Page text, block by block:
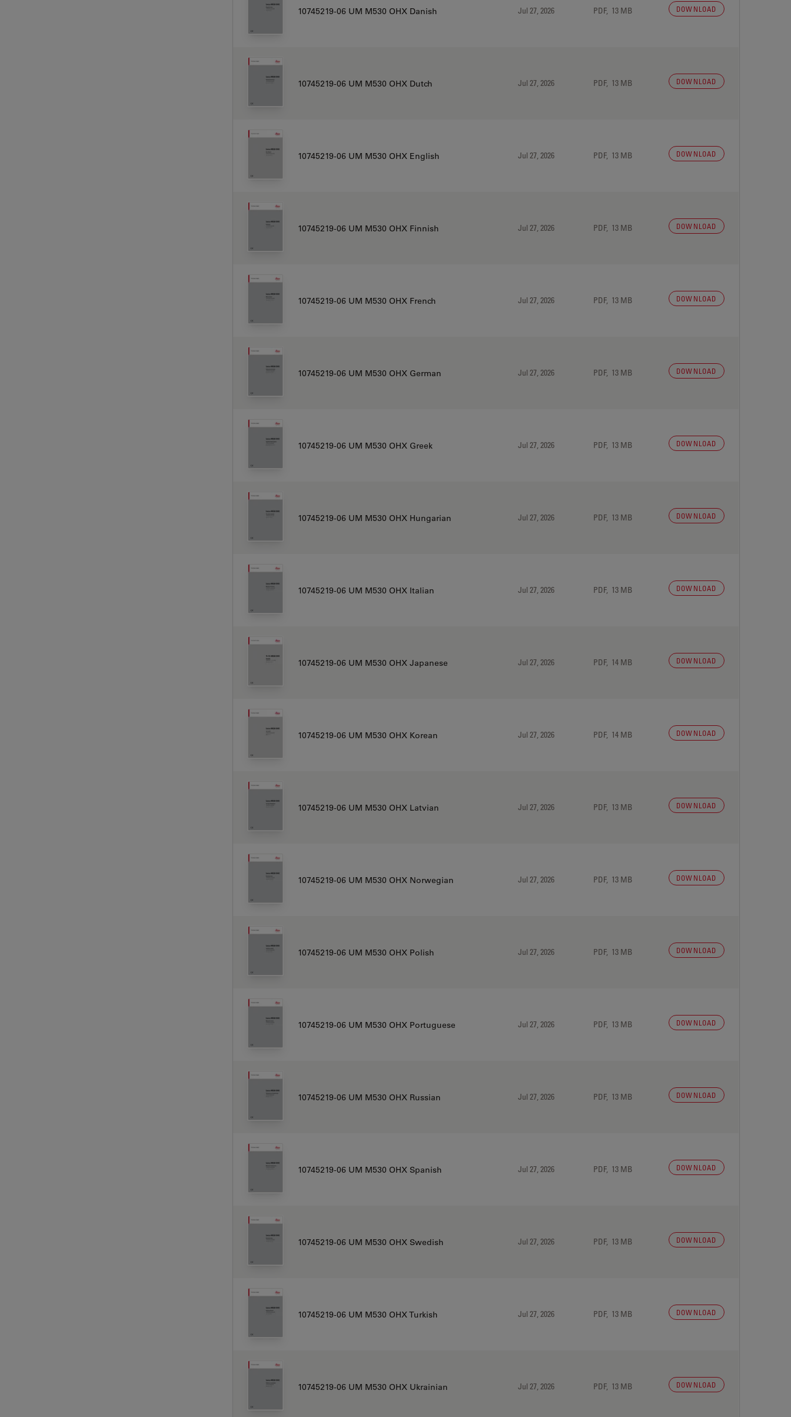
10745219-06 UM M530 OHX Danish Jul 27, 2026 PDF, 13 MB DOWNLOAD
10745219-06 UM M530 OHX Dutch Jul 27, 2026 PDF, 13 MB DOWNLOAD
10745219-06 UM M530 OHX English Jul 27, 2026 PDF, 13 MB DOWNLOAD
10745219-06 UM M530 OHX Finnish Jul 27, 2026 PDF, 13 MB DOWNLOAD
10745219-06 UM M530 OHX French Jul 27, 2026 PDF, 13 MB DOWNLOAD
10745219-06 UM M530 OHX German Jul 27, 2026 PDF, 13 MB DOWNLOAD
10745219-06 UM M530 OHX Greek Jul 27, 2026 PDF, 13 MB DOWNLOAD
10745219-06 UM M530 OHX Hungarian Jul 27, 2026 PDF, 13 MB DOWNLOAD
10745219-06 UM M530 OHX Italian Jul 27, 2026 PDF, 13 MB DOWNLOAD
10745219-06 UM M530 OHX Japanese Jul 27, 2026 PDF, 14 MB DOWNLOAD
10745219-06 UM M530 OHX Korean Jul 27, 2026 PDF, 14 MB DOWNLOAD
10745219-06 UM M530 OHX Latvian Jul 27, 2026 PDF, 13 MB DOWNLOAD
10745219-06 UM M530 OHX Norwegian Jul 27, 2026 PDF, 13 MB DOWNLOAD
10745219-06 UM M530 OHX Polish Jul 27, 2026 PDF, 13 MB DOWNLOAD
10745219-06 UM M530 OHX Portuguese Jul 27, 2026 PDF, 13 MB DOWNLOAD
10745219-06 UM M530 OHX Russian Jul 27, 2026 PDF, 13 MB DOWNLOAD
10745219-06 UM M530 OHX Spanish Jul 27, 2026 PDF, 13 MB DOWNLOAD
10745219-06 UM M530 OHX Swedish Jul 27, 2026 PDF, 13 MB DOWNLOAD
10745219-06 UM M530 OHX Turkish Jul 27, 2026 PDF, 13 MB DOWNLOAD
10745219-06 UM M530 OHX Ukrainian Jul 27, 2026 PDF, 13 MB DOWNLOAD